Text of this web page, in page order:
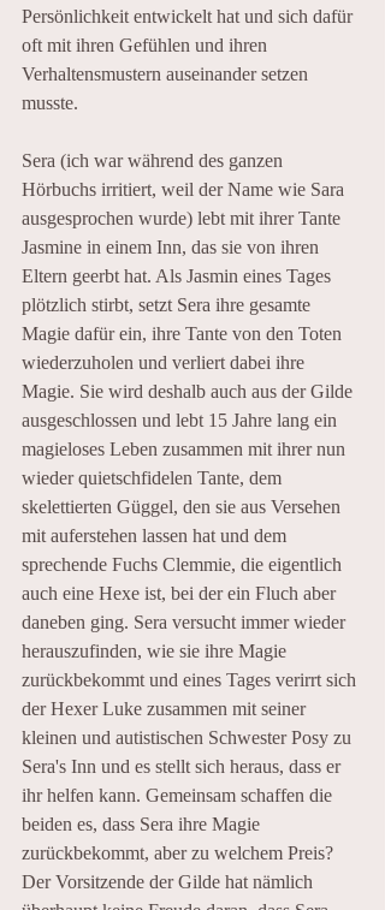
Persönlichkeit entwickelt hat und sich dafür
oft mit ihren Gefühlen und ihren
Verhaltensmustern auseinander setzen
musste.
Sera (ich war während des ganzen
Hörbuchs irritiert, weil der Name wie Sara
ausgesprochen wurde) lebt mit ihrer Tante
Jasmine in einem Inn, das sie von ihren
Eltern geerbt hat. Als Jasmin eines Tages
plötzlich stirbt, setzt Sera ihre gesamte
Magie dafür ein, ihre Tante von den Toten
wiederzuholen und verliert dabei ihre
Magie. Sie wird deshalb auch aus der Gilde
ausgeschlossen und lebt 15 Jahre lang ein
magieloses Leben zusammen mit ihrer nun
wieder quietschfidelen Tante, dem
skelettierten Güggel, den sie aus Versehen
mit auferstehen lassen hat und dem
sprechende Fuchs Clemmie, die eigentlich
auch eine Hexe ist, bei der ein Fluch aber
daneben ging. Sera versucht immer wieder
herauszufinden, wie sie ihre Magie
zurückbekommt und eines Tages verirrt sich
der Hexer Luke zusammen mit seiner
kleinen und autistischen Schwester Posy zu
Sera's Inn und es stellt sich heraus, dass er
ihr helfen kann. Gemeinsam schaffen die
beiden es, dass Sera ihre Magie
zurückbekommt, aber zu welchem Preis?
Der Vorsitzende der Gilde hat nämlich